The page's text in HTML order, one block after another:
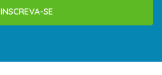
INSCREVA-SE